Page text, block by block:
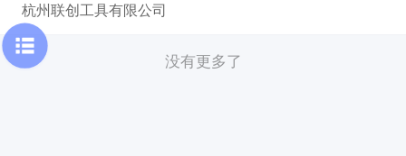
杭州联创工具有限公司
没有更多了